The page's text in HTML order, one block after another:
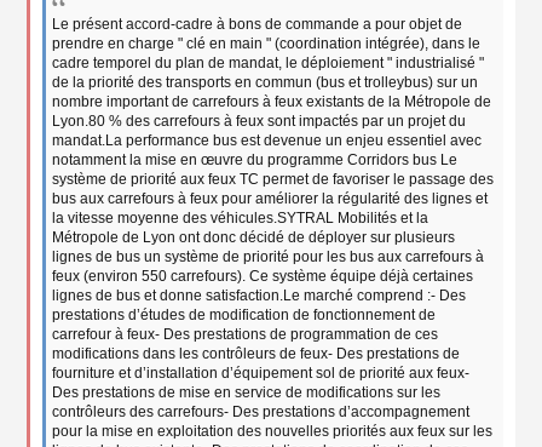
Le présent accord-cadre à bons de commande a pour objet de
prendre en charge " clé en main " (coordination intégrée), dans le
cadre temporel du plan de mandat, le déploiement " industrialisé "
de la priorité des transports en commun (bus et trolleybus) sur un
nombre important de carrefours à feux existants de la Métropole de
Lyon.80 % des carrefours à feux sont impactés par un projet du
mandat.La performance bus est devenue un enjeu essentiel avec
notamment la mise en œuvre du programme Corridors bus Le
système de priorité aux feux TC permet de favoriser le passage des
bus aux carrefours à feux pour améliorer la régularité des lignes et
la vitesse moyenne des véhicules.SYTRAL Mobilités et la
Métropole de Lyon ont donc décidé de déployer sur plusieurs
lignes de bus un système de priorité pour les bus aux carrefours à
feux (environ 550 carrefours). Ce système équipe déjà certaines
lignes de bus et donne satisfaction.Le marché comprend :- Des
prestations d’études de modification de fonctionnement de
carrefour à feux- Des prestations de programmation de ces
modifications dans les contrôleurs de feux- Des prestations de
fourniture et d’installation d’équipement sol de priorité aux feux-
Des prestations de mise en service de modifications sur les
contrôleurs des carrefours- Des prestations d’accompagnement
pour la mise en exploitation des nouvelles priorités aux feux sur les